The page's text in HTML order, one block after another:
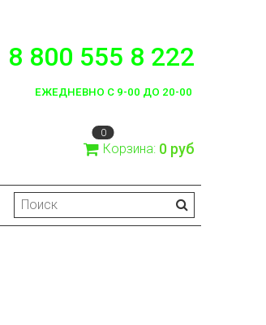
8 800 555 8 222
ЕЖЕДНЕВНО С 9-00 ДО 20-00
0
Корзина: 0 руб